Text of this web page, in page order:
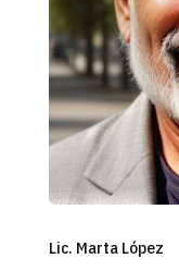
Lic. Marta López